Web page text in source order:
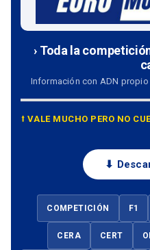
› Toda la
Información con ADN propio
⭡ VALE MUCHO PERO NO
⬇
COMPETICIÓN F1
CERA CERT